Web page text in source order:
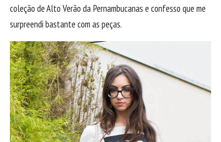
coleção de Alto Verão da Pernambucanas e confesso que me
surpreendi bastante com as peças.